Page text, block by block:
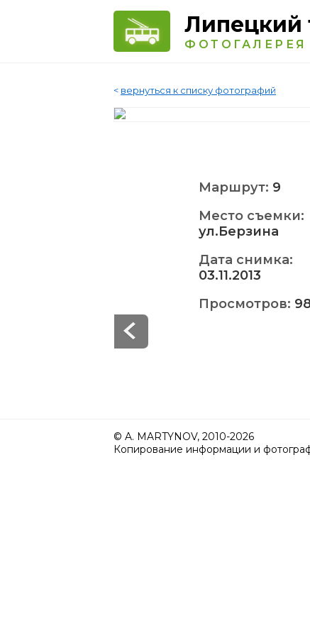
Липецкий
ФОТОГАЛЕРЕЯ
< вернуться к списку фотографий
Маршрут: 9
Место съемки:
ул.Берзина
Дата снимка:
03.11.2013
Просмотров:
© A. MARTYNOV, 2010-2026
Копирование информации и